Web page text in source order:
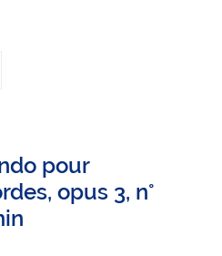
pour
opus 3, n°